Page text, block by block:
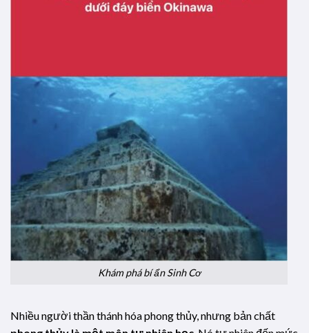
Khám phá bí ẩn Sinh Cơ
Nhiều người thần thánh hóa phong thủy, nhưng bản chất